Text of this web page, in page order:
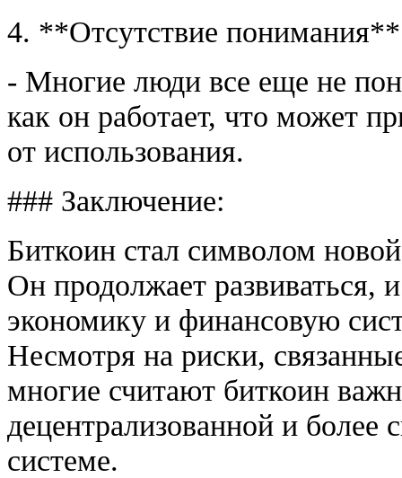
4. **Отсутствие
- Многие люди все еще не
как он работает, что может
от использования.
### Заключение:
Биткоин стал символом
Он продолжает развиваться,
экономику и финансовую
Несмотря на риски,
многие считают биткоин
децентрализованной и более
системе.